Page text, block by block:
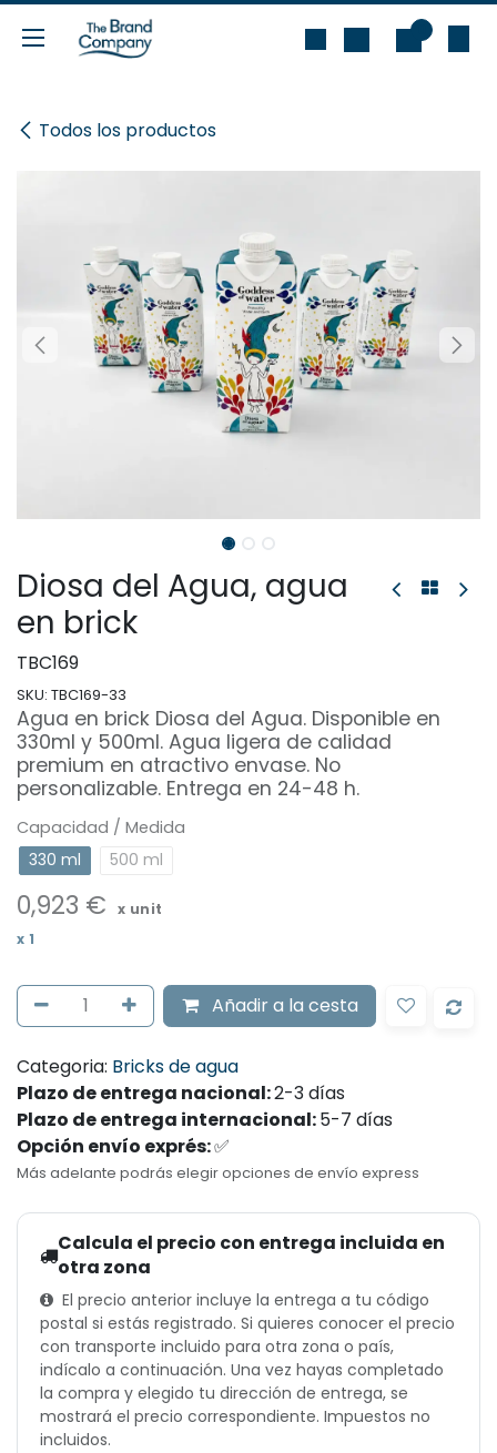
Ir al contenido
Todos los productos
Diosa del Agua, agua
en brick
TBC169
SKU: TBC169-33
Agua en brick Diosa del Agua. Disponible en
330ml y 500ml. Agua ligera de calidad
premium en atractivo envase. No
personalizable. Entrega en 24-48 h.
Capacidad / Medida
330 ml
500 ml
0,923 €
x unit
x 1
Añadira la cesta
Categoria: Bricks de agua
Plazo de entrega nacional:2-3días
Plazo de entrega internacional:5-7 días
Opción envío exprés:✅
Más adelante podrás elegir opciones de envío express
Calcula el precio con entrega incluida en
otra zona
El precio anterior incluye la entrega a tu código
postal si estás registrado. Si quieres conocer el precio
con transporte incluido para otra zona o país,
indícalo a continuación. Una vez hayas completado
la compra y elegido tu dirección de entrega, se
mostrará el precio correspondiente. Impuestos no
incluidos.